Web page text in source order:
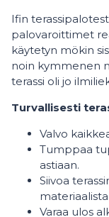
Ifin
palovaroittimet
käytetyn mökin
noin kymmenen
terassi oli jo
Turvallisesti
Valvo
Tumppaa
astiaan.
Siivoa
Varaa ulos